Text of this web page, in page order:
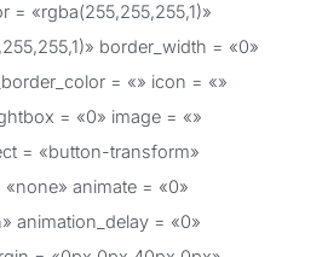
= «rgba(255,255,255,1)»
border_width = «0»
= «» icon = «»
= «0» image = «»
= «button-transform»
animate = «0»
animation_delay = «0»